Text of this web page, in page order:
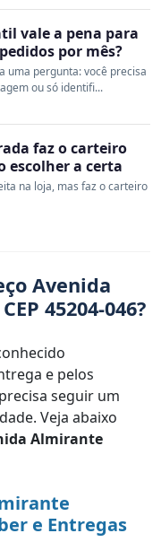
vale a pena para
por mês?
uma pergunta: você precisa
ou só identifi...
faz o carteiro
escolher a certa
na loja, mas faz o carteiro
Avenida
45204-046?
e pelos
seguir um
Veja abaixo
Almirante
e Entregas